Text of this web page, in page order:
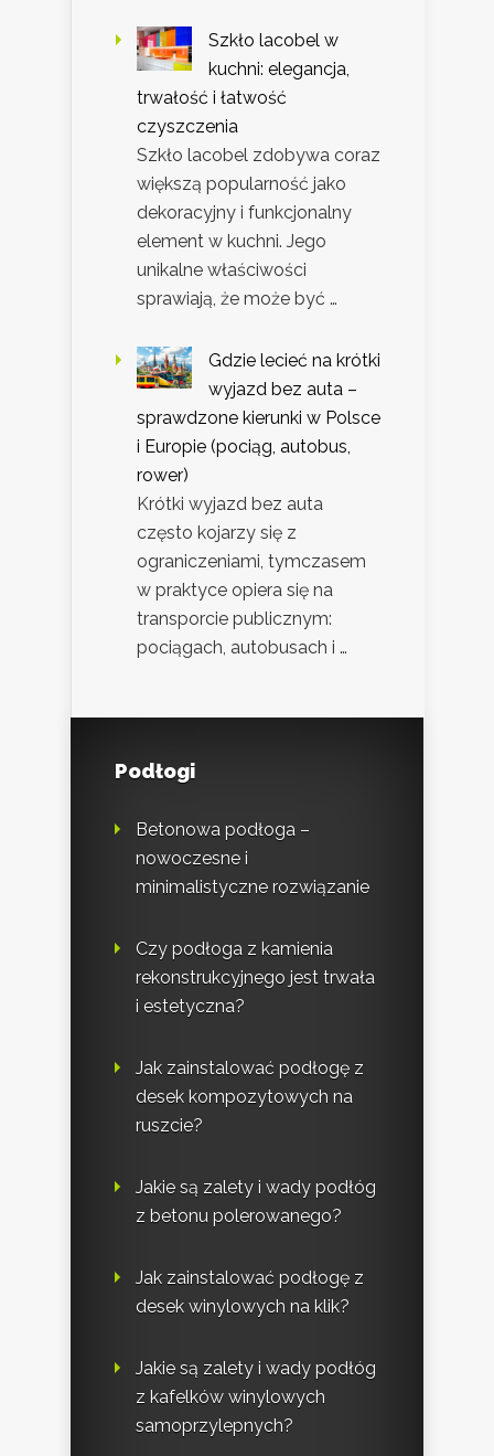
Szkło lacobel w
kuchni: elegancja,
trwałość i łatwość
czyszczenia
Szkło lacobel zdobywa coraz
większą popularność jako
dekoracyjny i funkcjonalny
element w kuchni. Jego
unikalne właściwości
sprawiają, że może być …
Gdzie lecieć na krótki
wyjazd bez auta –
sprawdzone kierunki w Polsce
i Europie (pociąg, autobus,
rower)
Krótki wyjazd bez auta
często kojarzy się z
ograniczeniami, tymczasem
w praktyce opiera się na
transporcie publicznym:
pociągach, autobusach i …
Podłogi
Betonowa podłoga –
nowoczesne i
minimalistyczne rozwiązanie
Czy podłoga z kamienia
rekonstrukcyjnego jest trwała
i estetyczna?
Jak zainstalować podłogę z
desek kompozytowych na
ruszcie?
Jakie są zalety i wady podłóg
z betonu polerowanego?
Jak zainstalować podłogę z
desek winylowych na klik?
Jakie są zalety i wady podłóg
z kafelków winylowych
samoprzylepnych?